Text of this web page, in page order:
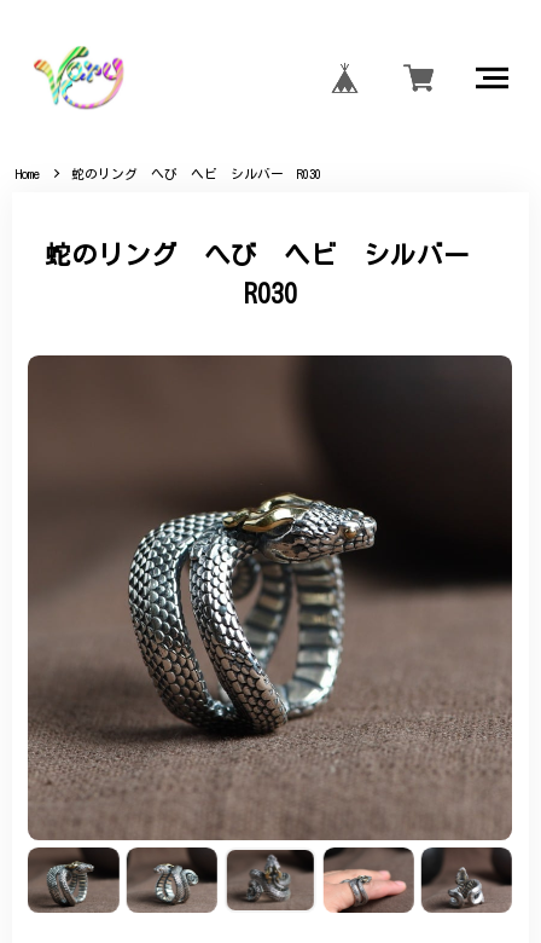
Home 蛇のリング へび ヘビ シルバー R030
蛇のリング へび ヘビ シルバー
R030